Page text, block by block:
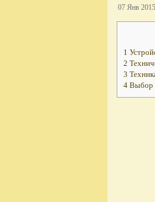
07 Янв 2015
1
2
3
4 Выбор